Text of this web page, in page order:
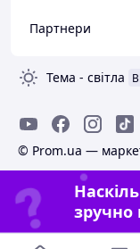
Партнери
Тема - світла
© Prom.ua —
зручно